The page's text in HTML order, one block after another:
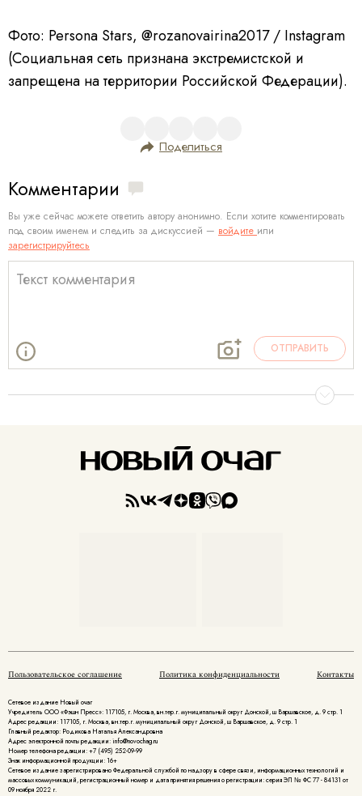
Фото: Persona Stars, @rozanovairina2017 / Instagram
(Социальная сеть признана экстремистской и
запрещена на территории Российской Федерации).
Поделиться
Комментарии
Вы уже сейчас можете ответить автору анонимно. Если хотите комментировать
под своим именем и следить за дискуссией — войдите или
зарегистрируйтесь
ОТПРАВИТЬ
Пользовательское соглашение Политика конфиденциальности Контакты
Сетевое издание Новый очаг
Учредитель ООО «Фэшн Пресс»: 117105, г. Москва, вн.тер.г. муниципальный округ Донской, ш Варшавское, д. 9 стр. 1
Адрес редакции: 117105, г. Москва, вн.тер.г. муниципальный округ Донской, ш Варшавское, д. 9 стр. 1
Главный редактор: Родикова Наталья Александровна
Адрес электронной почты редакции: info@novochag.ru
Номер телефона редакции: +7 (495) 252-09-99
Знак информационной продукции: 16+
Cетевое издание зарегистрировано Федеральной службой по надзору в сфере связи, информационных технологий и
массовых коммуникаций, регистрационный номер и дата принятия решения о регистрации: серия ЭЛ № ФС 77 - 84131 от
09 ноября 2022 г.